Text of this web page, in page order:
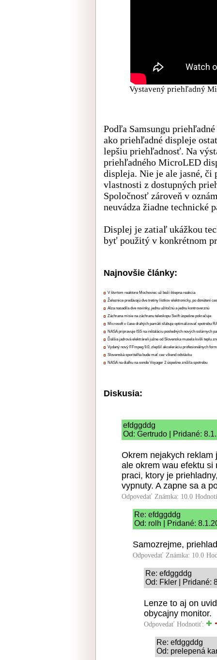
Vystavený priehľadný
Podľa Samsungu
ako priehľadné displeje
lepšiu priehľadnosť. Na
priehľadného MicroLED
displeja. Nie je ale jasné, či
vlastnosti z dostupných
Spoločnosť zároveň v
neuvádza žiadne technické
Displej je zatiaľ ukážkou
byť použitý v konkrétnom
Najnovšie články:
V štvrtom reaktore Mochoviec už beží štiepna reakcia
Železnice predávajú dve tretiny lístkov elektronicky, po donútení
Alza nasadila dve novinky, jednu užitočnú a jednu kontroverznú
Záchrana misie na záchranu teleskopu Swift úspešne pokračuje
Microsoft v čase drahých pamätí sľubuje optimalizovať spotrebu
NASA pripravuje ISS na inštaláciu posledných nových solárnych
Ďalšia jadrová elektráreň južne od Slovenska musela kvôli teplu
Vydaný nový FFmpeg 9.0, zlepšil akceleráciu profesionálnych
Slovenská sporiteľňa bude mať cez víkend odstávku
NASA na diaľku na sonde Voyager 2 úspešne znížila spotrebu
Diskusia:
efdggddg
Od: Gertrudo | Pridané:
Okrem nejakych reklam
ale okrem wau efektu si
praci, ktory je
vypnuty. A zapne sa a
Odpovedať Známka: 10.0
Re: efdggddg
Od: rolh | Pridané:
Samozrejme,
Odpovedať Známka: 10.0
Re: efdggddg
Od: Fkler | Pridané:
Lenze to aj on
obycajny monitor.
Odpovedať Hodnotiť:
Re: efdggddg
Od: prelepená